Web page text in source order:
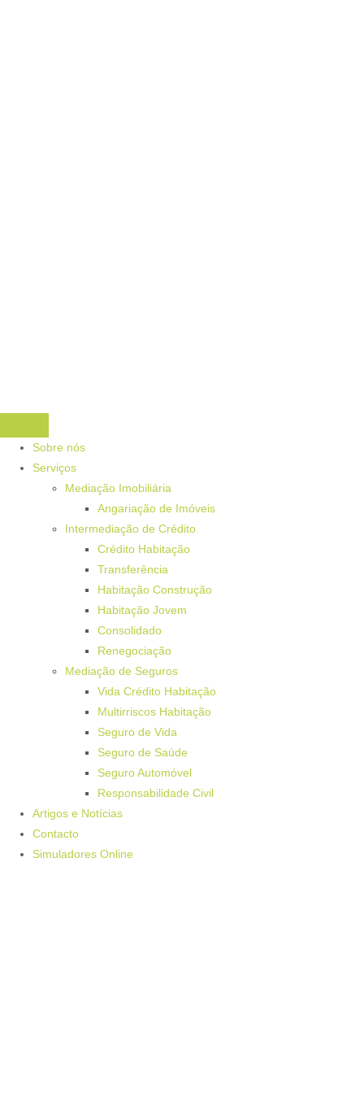
Sobre nós
Serviços
Mediação Imobiliária
Angariação de Imóveis
Intermediação de Crédito
Crédito Habitação
Transferência
Habitação Construção
Habitação Jovem
Consolidado
Renegociação
Mediação de Seguros
Vida Crédito Habitação
Multirriscos Habitação
Seguro de Vida
Seguro de Saúde
Seguro Automóvel
Responsabilidade Civil
Artigos e Notícias
Contacto
Simuladores Online